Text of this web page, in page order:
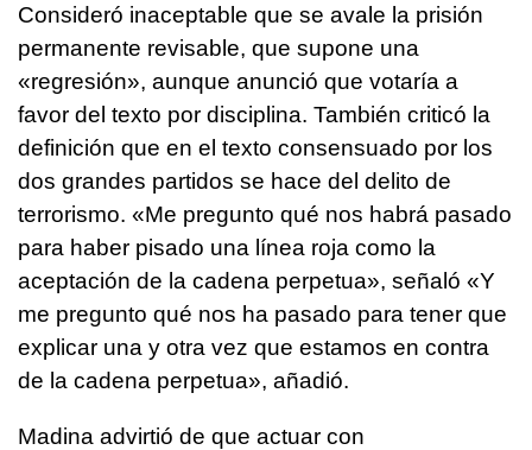
Consideró inaceptable que se avale la prisión
permanente revisable, que supone una
«regresión», aunque anunció que votaría a
favor del texto por disciplina. También criticó la
definición que en el texto consensuado por los
dos grandes partidos se hace del delito de
terrorismo. «Me pregunto qué nos habrá pasado
para haber pisado una línea roja como la
aceptación de la cadena perpetua», señaló «Y
me pregunto qué nos ha pasado para tener que
explicar una y otra vez que estamos en contra
de la cadena perpetua», añadió.
Madina advirtió de que actuar con